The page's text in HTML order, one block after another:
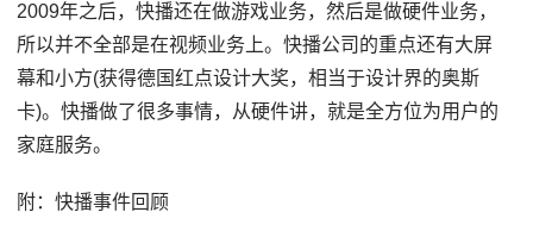
2009年之后，快播还在做游戏业务，然后是做硬件业务，
所以并不全部是在视频业务上。快播公司的重点还有大屏
幕和小方(获得德国红点设计大奖，相当于设计界的奥斯
卡)。快播做了很多事情，从硬件讲，就是全方位为用户的
家庭服务。
附：快播事件回顾